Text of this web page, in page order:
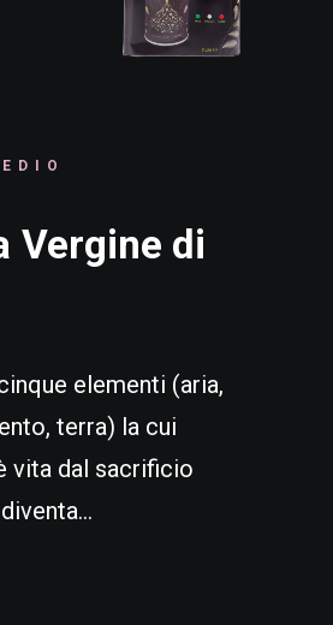
Vergine di
elementi (aria,
terra) la cui
vita dal sacrificio